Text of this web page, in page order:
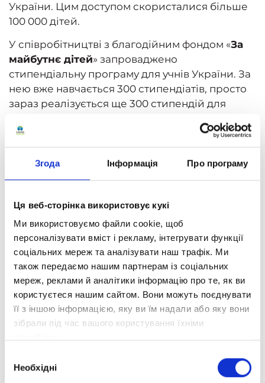
Згода Інформація Про програму
Ця веб-сторінка використовує кукі
Ми використовуємо файли cookie, щоб
персоналізувати вміст і рекламу, інтегрувати функції
соціальних мереж та аналізувати наш трафік. Ми
також передаємо нашим партнерам із соціальних
мереж, реклами й аналітики інформацію про те, як ви
користуєтеся нашим сайтом. Вони можуть поєднувати
її з іншою інформацією, яку ви їм надали або яку вони
зібрали під час вашого користування їхніми
згоди
Необхідні
України. Цим доступом скористалися більше
100 000 дітей.
У співробітництві з благодійним фондом «За
майбутнє дітей» запроваджено
стипендіальну програму для учнів України. За
нею вже навчається 300 стипендіатів, просто
зараз реалізується ще 300 стипендій для
еміграції залишатися в українському
Батьківщиною. В цьому ми вбачаємо свою
Окрім того, вже 25 лютого, на другий день
повномасштабної війни, засновники школи
переказали на спеціальний рахунок
Збройних Сил України 500 000 грн
персональних коштів.
З того часу щомісяця така ж сума у 500 000 грн
здійснити авансову сплату податків до